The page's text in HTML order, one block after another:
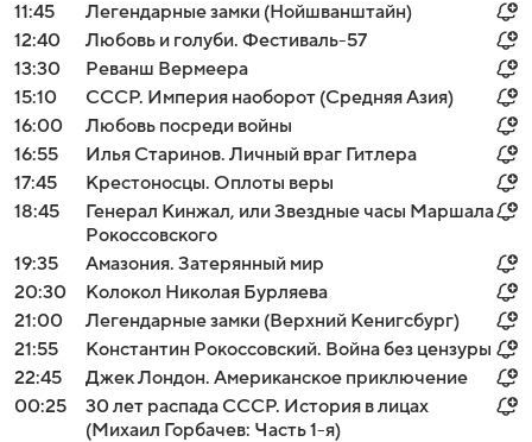
11:45
Легендарные замки (Нойшванштайн)
12:40
Любовь и голуби. Фестиваль-57
13:30
Реванш Вермеера
15:10
СССР. Империя наоборот (Средняя Азия)
16:00
Любовь посреди войны
16:55
Илья Старинов. Личный враг Гитлера
17:45
Крестоносцы. Оплоты веры
18:45
Генерал Кинжал, или Звездные часы Маршала
Рокоссовского
19:35
Амазония. Затерянный мир
20:30
Колокол Николая Бурляева
21:00
Легендарные замки (Верхний Кенигсбург)
21:55
Константин Рокоссовский. Война без цензуры
22:45
Джек Лондон. Американское приключение
00:25
30 лет распада СССР. История в лицах
(Михаил Горбачев: Часть 1-я)